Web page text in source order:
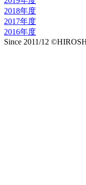
2018年度
2017年度
2016年度
Since 2011/12